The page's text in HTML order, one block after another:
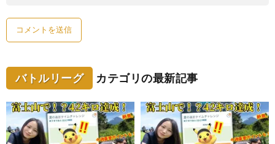
バトルリーグ カテゴリの最新記事